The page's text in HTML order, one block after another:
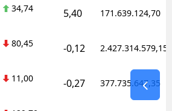
34,74 5,40 171.639.124,70
80,45 -0,12 2.427.314.579,15
11,00 -0,27 377.735.647,35